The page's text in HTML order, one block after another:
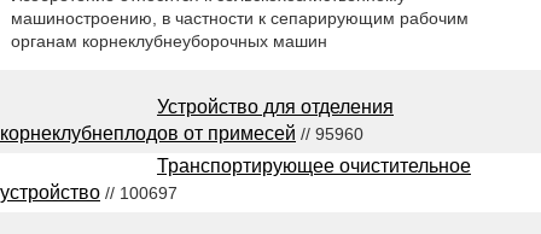
машиностроению, в частности к сепарирующим рабочим
органам корнеклубнеуборочных машин
Устройство для отделения
корнеклубнеплодов от примесей // 95960
Транспортирующее очистительное
устройство // 100697